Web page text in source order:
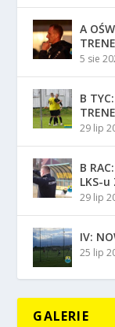
A
5 sie
B
29 lip
B
LKS-u
29 lip
IV:
25 lip
GALERIE